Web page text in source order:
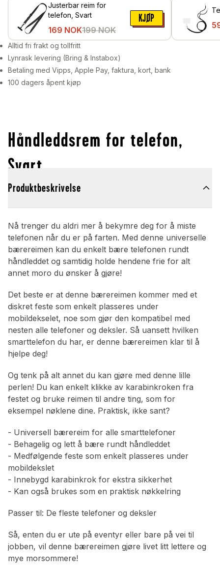
Justerbar reim for
telefon, Svart
169 NOK199 NOK
KJØP
Alltid fri frakt og tollfritt
Lynrask levering (Bring & Instabox)
Betaling med Vipps, Apple Pay, faktura, kort, bank
100 dagers åpent kjøp
Håndleddsrem for telefon,
Svart
Produktbeskrivelse
Nå trenger du aldri mer å bekymre deg for å miste
telefonen når du er på farten. Med denne universelle
bærereimen kan du enkelt bære telefonen rundt
håndleddet og samtidig holde hendene frie for alt
annet moro du ønsker å gjøre!
Det beste er at denne bærereimen kommer med et
diskret feste som enkelt plasseres under
mobildekselet, noe som gjør den kompatibel med
nesten alle telefoner og deksler. Så uansett hvilken
smarttelefon du har, er denne bærereimen klar til å
hjelpe deg!
Og tenk på alt annet du kan gjøre med denne lille
perlen! Du kan enkelt klikke av karabinkroken fra
festet og bruke reimen til andre ting, som for
eksempel nøklene dine. Praktisk, ikke sant?
- Universell bærereim for alle smarttelefoner
- Behagelig og lett å bære rundt håndleddet
- Medfølgende feste som enkelt plasseres under
mobildekslet
- Innebygd karabinkrok for ekstra sikkerhet
- Kan også brukes som en praktisk nøkkelring
Passer til: De fleste telefoner og deksler
Så, enten du er ute på eventyr eller bare på vei til
jobben, vil denne bærereimen gjøre livet litt lettere og
mye morsommere!